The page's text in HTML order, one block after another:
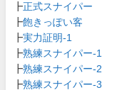
┣正式スナイパー
┣飽きっぽい客
┣実力証明-1
┣熟練スナイパー-1
┣熟練スナイパー-2
┣熟練スナイパー-3